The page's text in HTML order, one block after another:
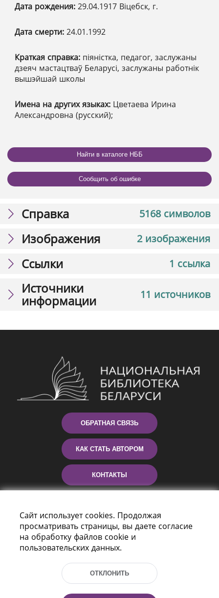
Дата рождения: 29.04.1917 Віцебск, г.
Дата смерти: 24.01.1992
Краткая справка: піяністка, педагог, заслужаны
дзеяч мастацтваў Беларусі, заслужаны работнік
вышэйшай школы
Имена на других языках: Цветаева Ирина
Александровна (русский);
Найти в каталоге НББ
Сообщить об ошибке
5168 символов
Справка
2 изображения
Изображения
1 ссылка
Ссылки
11 источников
Источники
информации
ОБРАТНАЯ СВЯЗЬ
КАК СТАТЬ АВТОРОМ
КОНТАКТЫ
Пр-т Независимости 116
Сайт использует cookies. Продолжая
просматривать страницы, вы даете согласие
на обработку файлов cookie и
пользовательских данных.
ОТКЛОНИТЬ